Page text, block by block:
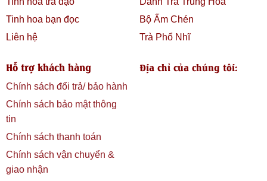
Tinh hoa bạn đọc
Liên hệ
Bộ Ấm Chén
Trà Phổ Nhĩ
Hỗ trợ khách hàng
Chính sách đổi trả/ bảo hành
Chính sách bảo mật thông
tin
Chính sách thanh toán
Chính sách vận chuyển &
giao nhận
Địa chỉ của chúng tôi: